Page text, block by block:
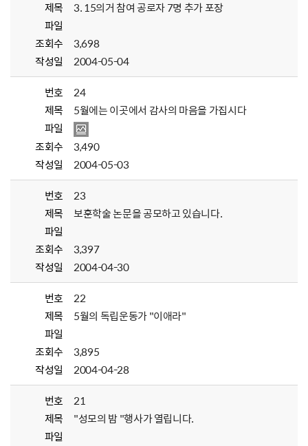
제목
3. 15의거 참여 공로자 7명 추가 포장
파일
조회수
3,698
작성일
2004-05-04
번호
24
제목
5월에는 이곳에서 감사의 마음을 가집시다
파일
조회수
3,490
작성일
2004-05-03
번호
23
제목
보훈학술 논문을 공모하고 있습니다.
파일
조회수
3,397
작성일
2004-04-30
번호
22
제목
5월의 독립운동가 "이애라"
파일
조회수
3,895
작성일
2004-04-28
번호
21
제목
"성모의 밤 "행사가 열립니다.
파일